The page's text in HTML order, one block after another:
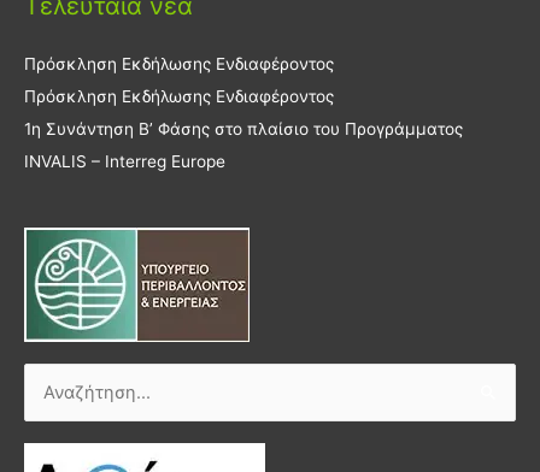
Τελευταία νέα
Πρόσκληση Εκδήλωσης Ενδιαφέροντος
Πρόσκληση Εκδήλωσης Ενδιαφέροντος
1η Συνάντηση Β’ Φάσης στο πλαίσιο του Προγράμματος
INVALIS – Interreg Europe
Αναζήτηση